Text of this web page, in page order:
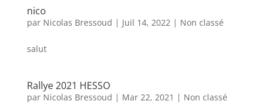
nico
par Nicolas Bressoud | Juil 14, 2022| Non classé
salut
Rallye 2021 HESSO
par Nicolas Bressoud | Mar 22, 2021 | Non classé